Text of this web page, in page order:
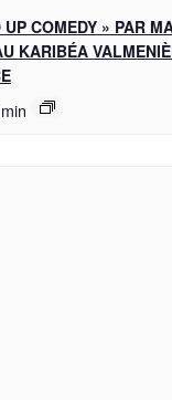
COMEDY » PAR
KARIBÉA